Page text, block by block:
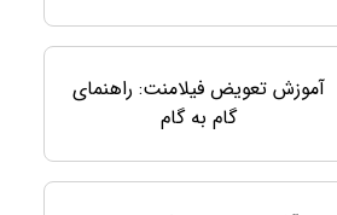
آموزش تعویض فیلامنت: راهنمای
گام به گام